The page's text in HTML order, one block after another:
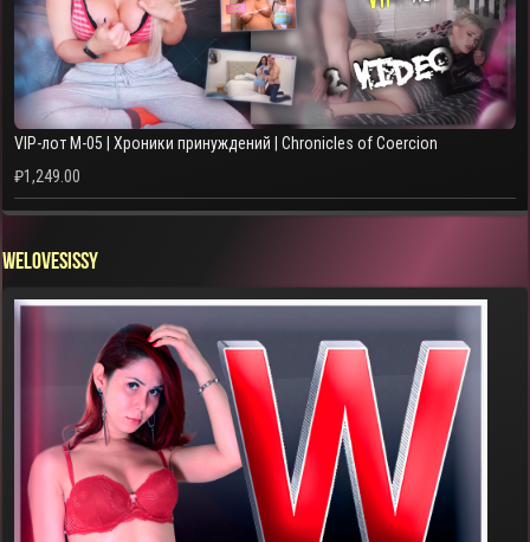
VIP-лот M-05 | Хроники принуждений | Chronicles of Coercion
₽1,249.00
WELOVESISSY